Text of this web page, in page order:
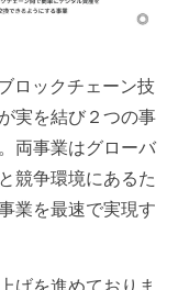
ロックチェーン技
実を結び２つの事
両事業はグローバ
競争環境にあるた
業を最速で実現す